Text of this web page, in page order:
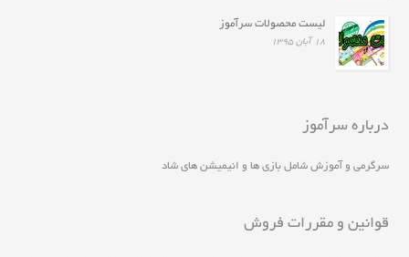
لیست محصولات سرآموز
۱۸ آبان ۱۳۹۵
درباره سرآموز
سرگرمی و آموزش شامل بازی ها و انیمیشن های شاد
قوانین و مقررات فروش